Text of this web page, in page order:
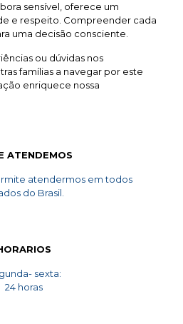
sensível, oferece um
e respeito. Compreender cada
uma decisão consciente.
ou dúvidas nos
famílias a navegar por este
enriquece nossa
ATENDEMOS
atendermos em todos
do Brasil.
sexta:
24 horas